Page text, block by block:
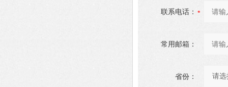
联系电话：
常用邮箱：
省份：